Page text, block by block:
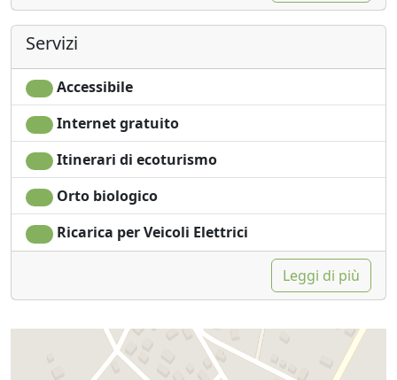
Servizi
Accessibile
Internet gratuito
Itinerari di ecoturismo
Orto biologico
Ricarica per Veicoli Elettrici
Leggi di più